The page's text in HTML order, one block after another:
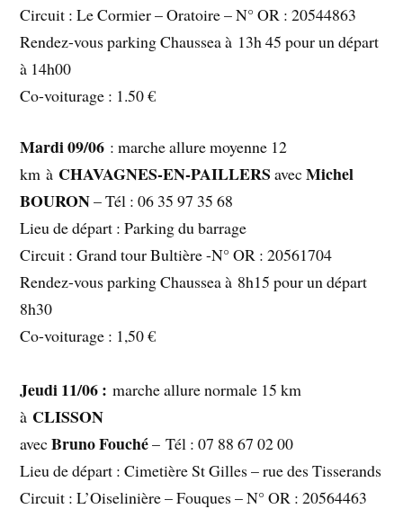
Circuit : Le Cormier – Oratoire – N° OR : 20544863
Rendez-vous parking Chaussea à 13h 45 pour un départ
à 14h00
Co-voiturage : 1.50 €
Mardi 09/06 : marche allure moyenne 12
km à CHAVAGNES-EN-PAILLERS avecMichel
BOURON– Tél : 06 35 97 35 68
Lieu de départ : Parking du barrage
Circuit : Grand tour Bultière -N° OR : 20561704
Rendez-vous parking Chaussea à 8h15 pour un départ
8h30
Co-voiturage : 1,50 €
Jeudi 11/06 : marche allure normale 15 km
à CLISSON
avecBruno Fouché– Tél : 07 88 67 02 00
Lieu de départ : Cimetière St Gilles – rue des Tisserands
Circuit : L’Oiselinière – Fouques – N° OR : 20564463